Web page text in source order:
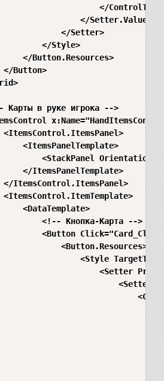
</
</Setter.Value>
</Setter>
</Style>
</Button.Resources>
</Button>
Карты в руке игрока -->
<ItemsControl.ItemsPanel>
<ItemsPanelTemplate>
<StackPanel
</ItemsPanelTemplate>
</ItemsControl.ItemsPanel>
<ItemsControl.ItemTemplate>
<DataTemplate>
<!-- Кнопка-Карта -->
<Button
<Button.Resources>
<Style
<Setter